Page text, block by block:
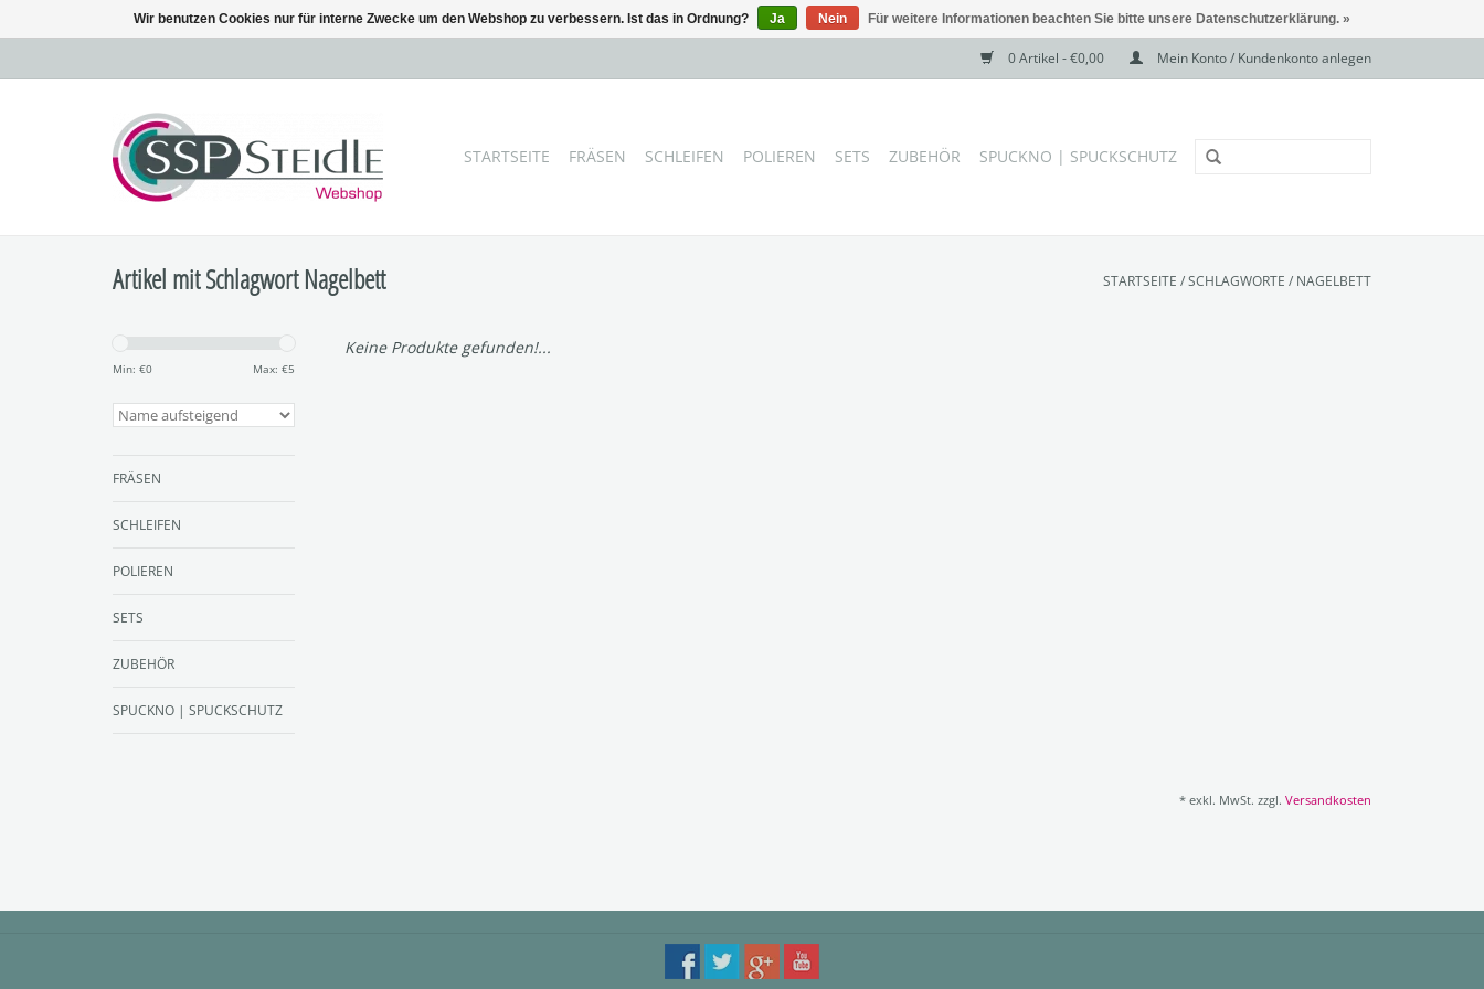
0 Artikel - €0,00 Mein Konto / Kundenkonto anlegen
STARTSEITE FRÄSEN SCHLEIFEN POLIEREN SETS ZUBEHÖR SPUCKNO | SPUCKSCHUTZ
Artikel mit Schlagwort Nagelbett STARTSEITE /SCHLAGWORTE / NAGELBETT
Min: €0 Max: €5
FRÄSEN
SCHLEIFEN
POLIEREN
SETS
ZUBEHÖR
SPUCKNO | SPUCKSCHUTZ
Keine Produkte gefunden!...
* exkl. MwSt. zzgl. Versandkosten
Wir benutzen Cookies nur für interne Zwecke um den Webshop zu verbessern. Ist das in Ordnung? Ja Nein Für weitere Informationen beachten Sie bitte unsere Datenschutzerklärung. »